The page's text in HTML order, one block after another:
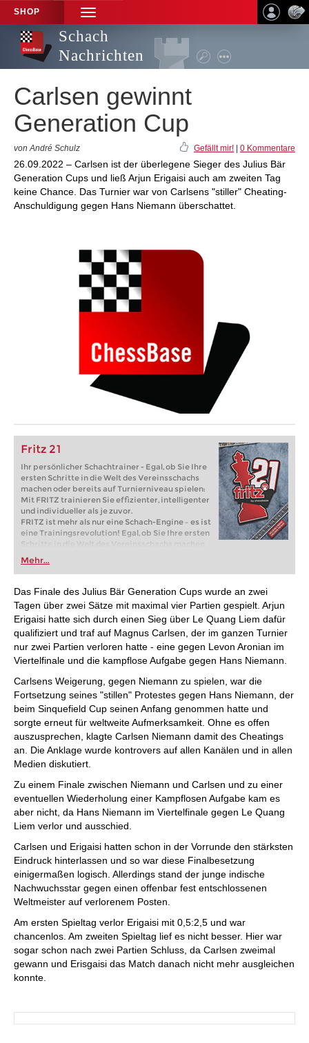
SHOP
TOGGLE
NAVIGATION
Schach
Nachrichten
Carlsen gewinnt
Generation Cup
von André Schulz Gefällt mir! 0 Kommentare
26.09.2022 – Carlsen ist der überlegene Sieger des Julius Bär
Generation Cups und ließ Arjun Erigaisi auch am zweiten Tag
keine Chance. Das Turnier war von Carlsens "stiller" Cheating-
Anschuldigung gegen Hans Niemann überschattet.
Fritz 21
Ihr persönlicher Schachtrainer - Egal, ob Sie Ihre
ersten Schritte in die Welt des Vereinsschachs
machen oder bereits auf Turnierniveau spielen:
Mit FRITZ trainieren Sie effizienter, intelligenter
und individueller als je zuvor.
FRITZ ist mehr als nur eine Schach-Engine – es ist
eine Trainingsrevolution! Egal, ob Sie Ihre ersten
Schritte in die Welt des Vereinsschachs machen
oder bereits auf Turnierniveau spielen: Mit
FRITZ trainieren Sie effizienter, intelligenter und
individueller als je zuvor.
Mehr...
Das Finale des Julius Bär Generation Cups wurde an zwei
Tagen über zwei Sätze mit maximal vier Partien gespielt. Arjun
Erigaisi hatte sich durch einen Sieg über Le Quang Liem dafür
qualifiziert und traf auf Magnus Carlsen, der im ganzen Turnier
nur zwei Partien verloren hatte - eine gegen Levon Aronian im
Viertelfinale und die kampflose Aufgabe gegen Hans Niemann.
Carlsens Weigerung, gegen Niemann zu spielen, war die
Fortsetzung seines "stillen" Protestes gegen Hans Niemann, der
beim Sinquefield Cup seinen Anfang genommen hatte und
sorgte erneut für weltweite Aufmerksamkeit. Ohne es offen
auszusprechen, klagte Carlsen Niemann damit des Cheatings
an. Die Anklage wurde kontrovers auf allen Kanälen und in allen
Medien diskutiert.
Zu einem Finale zwischen Niemann und Carlsen und zu einer
eventuellen Wiederholung einer Kampflosen Aufgabe kam es
aber nicht, da Hans Niemann im Viertelfinale gegen Le Quang
Liem verlor und ausschied.
Carlsen und Erigaisi hatten schon in der Vorrunde den stärksten
Eindruck hinterlassen und so war diese Finalbesetzung
einigermaßen logisch. Allerdings stand der junge indische
Nachwuchsstar gegen einen offenbar fest entschlossenen
Weltmeister auf verlorenem Posten.
Am ersten Spieltag verlor Erigaisi mit 0,5:2,5 und war
chancenlos. Am zweiten Spieltag lief es nicht besser. Hier war
sogar schon nach zwei Partien Schluss, da Carlsen zweimal
gewann und Erisgaisi das Match danach nicht mehr ausgleichen
konnte.